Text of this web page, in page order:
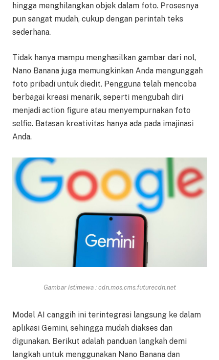
hingga menghilangkan objek dalam foto. Prosesnya
pun sangat mudah, cukup dengan perintah teks
sederhana.
Tidak hanya mampu menghasilkan gambar dari nol,
Nano Banana juga memungkinkan Anda mengunggah
foto pribadi untuk diedit. Pengguna telah mencoba
berbagai kreasi menarik, seperti mengubah diri
menjadi action figure atau menyempurnakan foto
selfie. Batasan kreativitas hanya ada pada imajinasi
Anda.
Gambar Istimewa : cdn.mos.cms.futurecdn.net
Model AI canggih ini terintegrasi langsung ke dalam
aplikasi Gemini, sehingga mudah diakses dan
digunakan. Berikut adalah panduan langkah demi
langkah untuk menggunakan Nano Banana dan